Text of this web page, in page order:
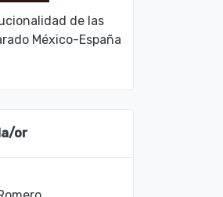
de las
México-España
or